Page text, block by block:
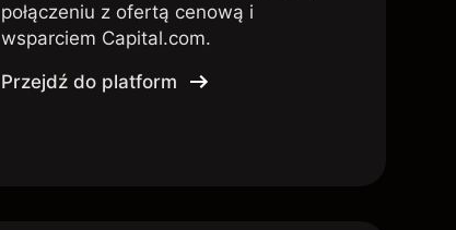
połączeniu z ofertą cenową i
wsparciem Capital.com.
Przejdź do platform